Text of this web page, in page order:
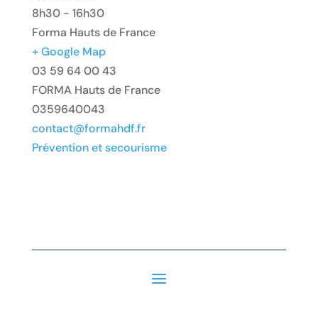
8h30 - 16h30
Forma Hauts de France
+ Google Map
03 59 64 00 43
FORMA Hauts de France
0359640043
contact@formahdf.fr
Prévention et secourisme